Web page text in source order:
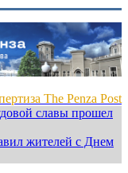
The Penza Post
славы прошел
жителей с Днем